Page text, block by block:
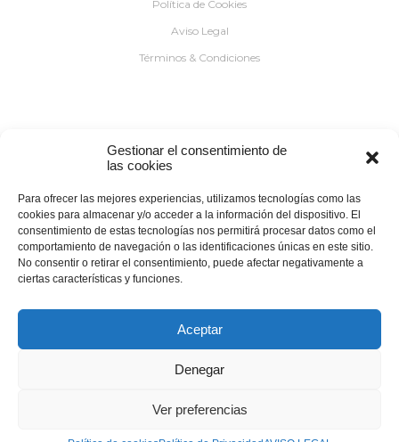
Gestionar el consentimiento de
las cookies
Para ofrecer las mejores experiencias, utilizamos tecnologías como las
cookies para almacenar y/o acceder a la información del dispositivo. El
consentimiento de estas tecnologías nos permitirá procesar datos como el
comportamiento de navegación o las identificaciones únicas en este sitio.
No consentir o retirar el consentimiento, puede afectar negativamente a
ciertas características y funciones.
Aceptar
Denegar
Ver preferencias
Política de Cookies
Aviso Legal
Términos & Condiciones
Joyas
Collares
Anillo
Colgantes
Pulseras
Feria
| TODOS LOS DERECHOS RESERVADOS